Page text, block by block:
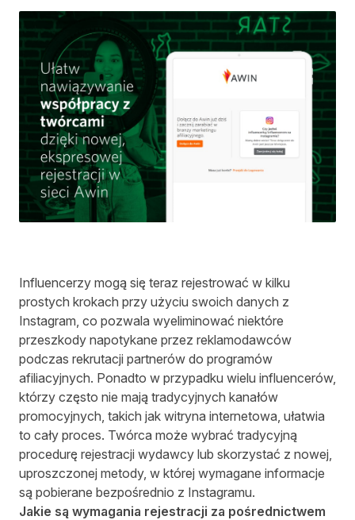
Influencerzy mogą się teraz rejestrować w kilku
prostych krokach przy użyciu swoich danych z
Instagram, co pozwala wyeliminować niektóre
przeszkody napotykane przez reklamodawców
podczas rekrutacji partnerów do programów
afiliacyjnych. Ponadto w przypadku wielu influencerów,
którzy często nie mają tradycyjnych kanałów
promocyjnych, takich jak witryna internetowa, ułatwia
to cały proces. Twórca może wybrać tradycyjną
procedurę rejestracji wydawcy lub skorzystać z nowej,
uproszczonej metody, w której wymagane informacje
są pobierane bezpośrednio z Instagramu.
Jakie są wymagania rejestracji za pośrednictwem